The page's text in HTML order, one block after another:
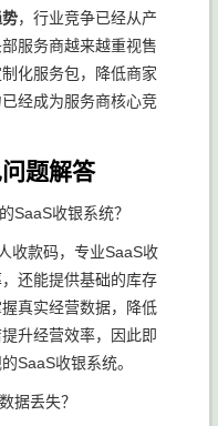
，行业竞争已经从产
服务商越来越重视售
化服务包，降低商家
经成为服务商核心竞
题解答
SaaS收银系统？
收款码，专业SaaS收
还能提供基础的库存
真实经营数据，降低
升经营效率，因此即
SaaS收银系统。
据丢失？